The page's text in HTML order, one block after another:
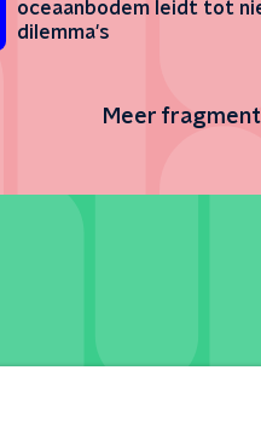
oceaanbodem leidt tot
dilemma's
Meer